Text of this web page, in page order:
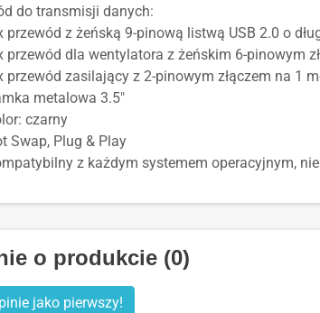
do transmisji danych:
przewód z żeńską 9-pinową listwą USB 2.0 o
przewód dla wentylatora z żeńskim 6-pinowym
przewód zasilający z 2-pinowym złączem na 1
metalowa 3.5"
czarny
Swap, Plug & Play
z każdym systemem operacyjnym,
o produkcie (0)
jako pierwszy!